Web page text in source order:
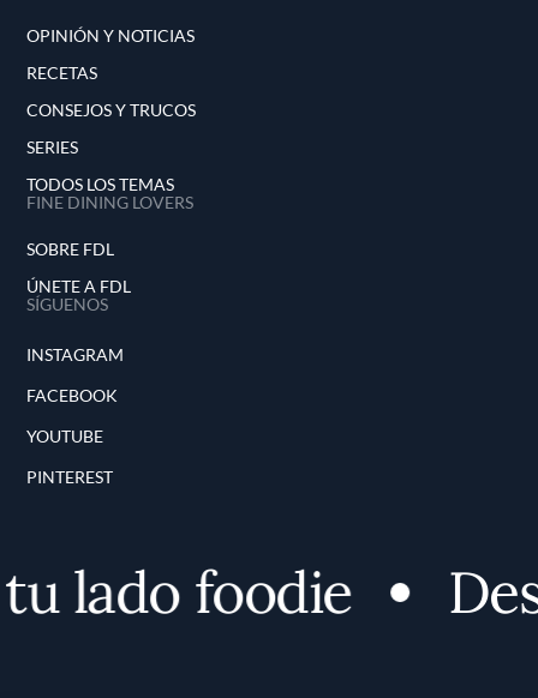
OPINIÓN Y NOTICIAS
RECETAS
CONSEJOS Y TRUCOS
SERIES
TODOS LOS TEMAS
FINE DINING LOVERS
SOBRE FDL
ÚNETE A FDL
SÍGUENOS
INSTAGRAM
FACEBOOK
YOUTUBE
PINTEREST
foodie